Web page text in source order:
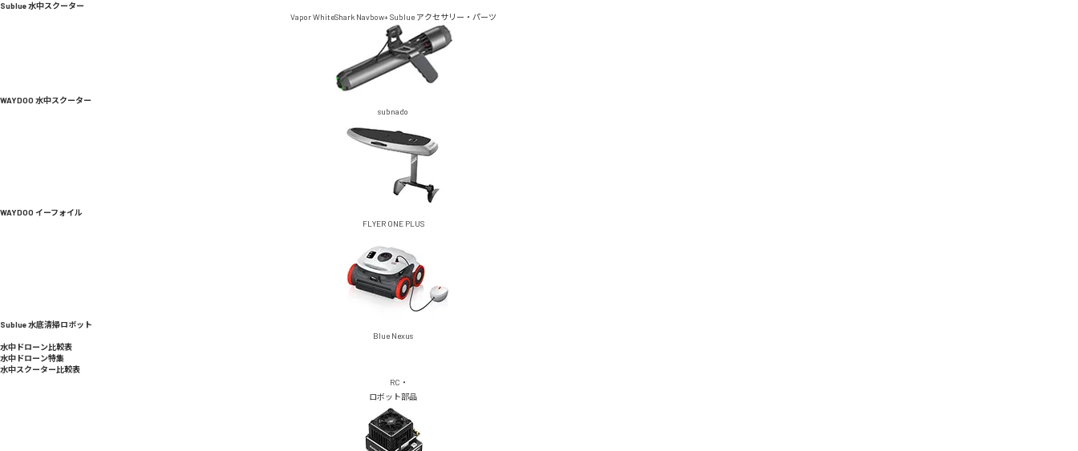
Sublue 水中スクーター
Vapor WhiteShark Navbow+ Sublue アクセサリー・パーツ
WAYDOO 水中スクーター
subnado
WAYDOO イーフォイル
FLYER ONE PLUS
Sublue 水底清掃ロボット
Blue Nexus
水中ドローン比較表
水中ドローン特集
水中スクーター比較表
RC・
ロボット部品